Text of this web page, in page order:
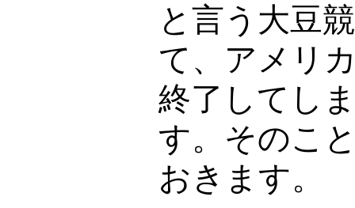
と言う大豆
て、アメリ
終了してし
す。そのこ
おきます。